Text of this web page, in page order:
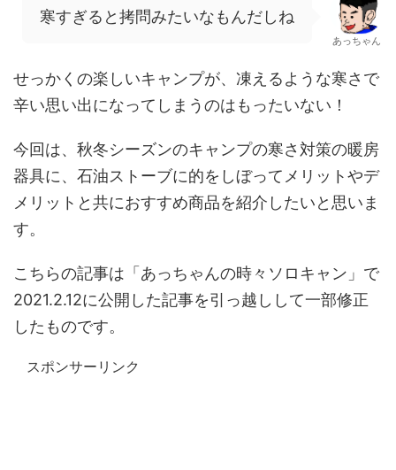
寒すぎると拷問みたいなもんだしね
あっちゃん
せっかくの楽しいキャンプが、凍えるような寒さで
辛い思い出になってしまうのはもったいない！
今回は、秋冬シーズンのキャンプの寒さ対策の暖房
器具に、石油ストーブに的をしぼってメリットやデ
メリットと共におすすめ商品を紹介したいと思いま
す。
こちらの記事は「あっちゃんの時々ソロキャン」で
2021.2.12に公開した記事を引っ越しして一部修正
したものです。
スポンサーリンク